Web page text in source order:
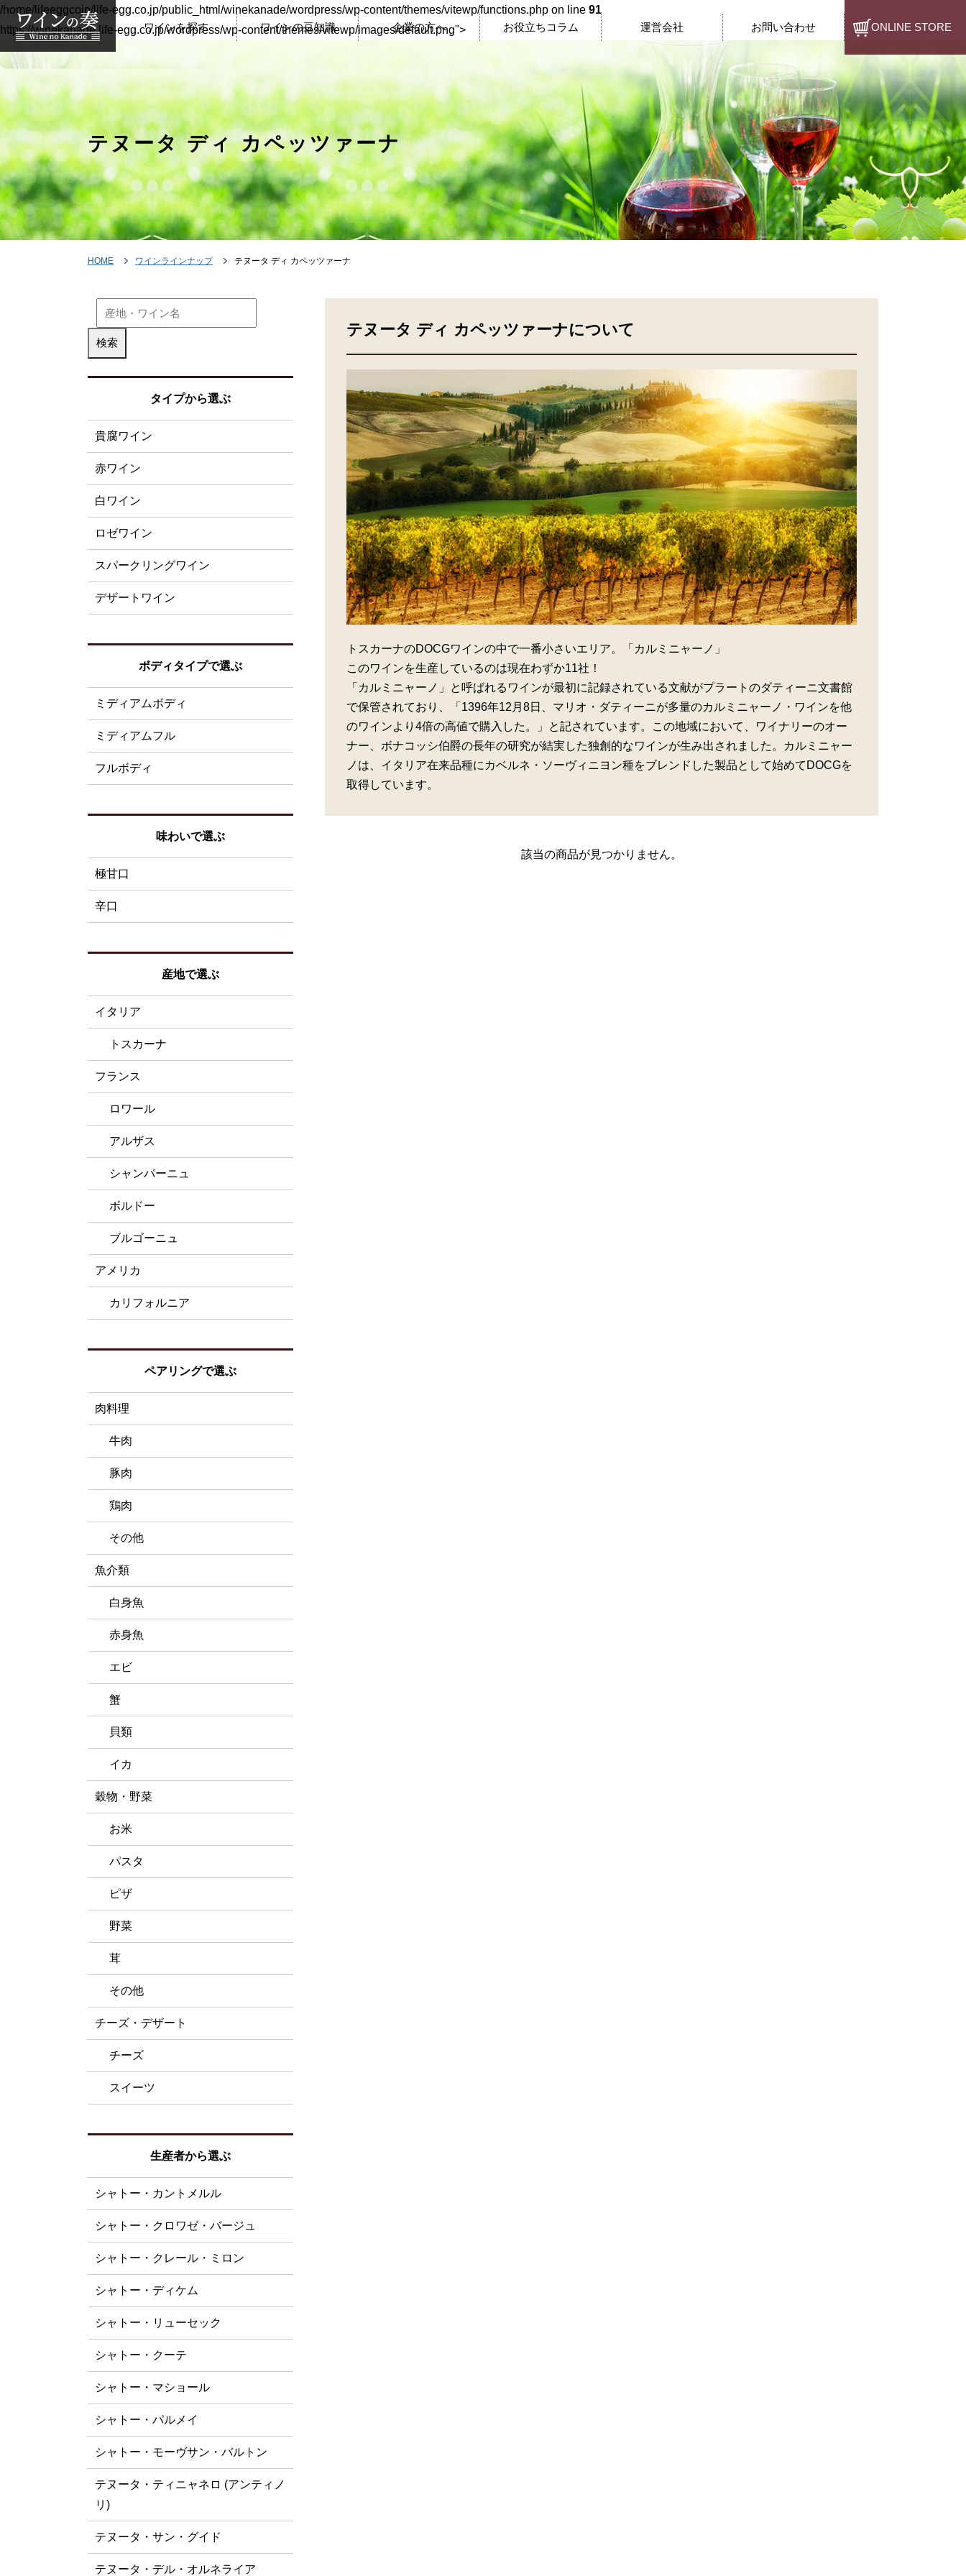
/home/lifeeggcojp/life-egg.co.jp/public_html/winekanade/wordpress/wp-content/themes/vitewp/functions.php on line 91
https://winekanade.life-egg.co.jp/wordpress/wp-content/themes/vitewp/images/default.png">
ワインを探す ワインの豆知識 企業の方へ お役立ちコラム 運営会社 お問い合わせ ONLINE STORE
テヌータ ディ カペッツァーナ
HOME ワインラインナップ テヌータ ディ カペッツァーナ
テヌータ ディ カペッツァーナについて
トスカーナのDOCGワインの中で一番小さいエリア。「カルミニャーノ」
このワインを生産しているのは現在わずか11社！
「カルミニャーノ」と呼ばれるワインが最初に記録されている文献がプラートのダティーニ文書館
で保管されており、「1396年12月8日、マリオ・ダティーニが多量のカルミニャーノ・ワインを他
のワインより4倍の高値で購入した。」と記されています。この地域において、ワイナリーのオー
ナー、ボナコッシ伯爵の長年の研究が結実した独創的なワインが生み出されました。カルミニャー
ノは、イタリア在来品種にカベルネ・ソーヴィニヨン種をブレンドした製品として始めてDOCGを
取得しています。
該当の商品が見つかりません。
タイプから選ぶ
貴腐ワイン
赤ワイン
白ワイン
ロゼワイン
スパークリングワイン
デザートワイン
ボディタイプで選ぶ
ミディアムボディ
ミディアムフル
フルボディ
味わいで選ぶ
極甘口
辛口
産地で選ぶ
イタリア
トスカーナ
フランス
ロワール
アルザス
シャンパーニュ
ボルドー
ブルゴーニュ
アメリカ
カリフォルニア
ペアリングで選ぶ
肉料理
牛肉
豚肉
鶏肉
その他
魚介類
白身魚
赤身魚
エビ
蟹
貝類
イカ
穀物・野菜
お米
パスタ
ピザ
野菜
茸
その他
チーズ・デザート
チーズ
スイーツ
生産者から選ぶ
シャトー・カントメルル
シャトー・クロワゼ・バージュ
シャトー・クレール・ミロン
シャトー・ディケム
シャトー・リューセック
シャトー・クーテ
シャトー・マショール
シャトー・パルメイ
シャトー・モーヴサン・バルトン
テヌータ・ティニャネロ (アンティノ
リ)
テヌータ・サン・グイド
テヌータ・デル・オルネライア